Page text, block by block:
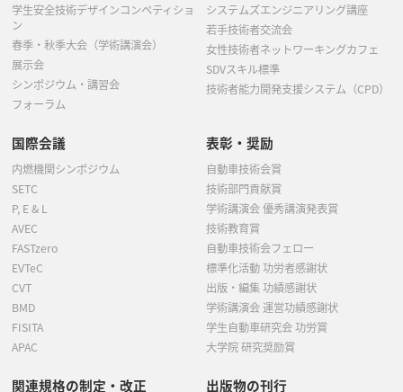
学生安全技術デザインコンペティショ
ン
春季・秋季大会（学術講演会）
展示会
シンポジウム・講習会
フォーラム
システムズエンジニアリング講座
若手技術者交流会
女性技術者ネットワーキングカフェ
SDVスキル標準
技術者能力開発支援システム（CPD）
国際会議
内燃機関シンポジウム
SETC
P, E & L
AVEC
FASTzero
EVTeC
CVT
BMD
FISITA
APAC
表彰・奨励
自動車技術会賞
技術部門貢献賞
学術講演会 優秀講演発表賞
技術教育賞
自動車技術会フェロー
標準化活動 功労者感謝状
出版・編集 功績感謝状
学術講演会 運営功績感謝状
学生自動車研究会 功労賞
大学院 研究奨励賞
関連規格の制定・改正 出版物の刊行